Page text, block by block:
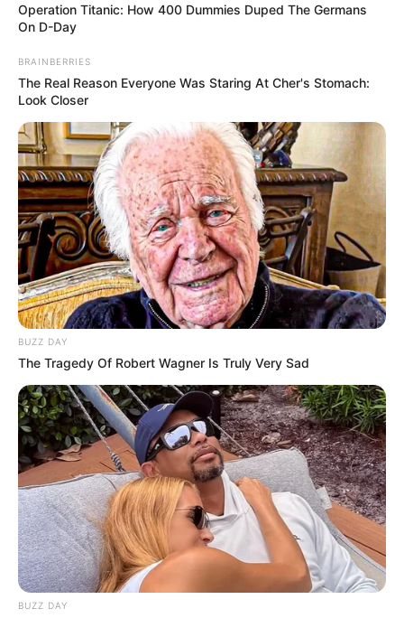
Operation Titanic: How 400 Dummies Duped The Germans
On D-Day
BRAINBERRIES
The Real Reason Everyone Was Staring At Cher's Stomach:
Look Closer
BUZZ DAY
The Tragedy Of Robert Wagner Is Truly Very Sad
BUZZ DAY